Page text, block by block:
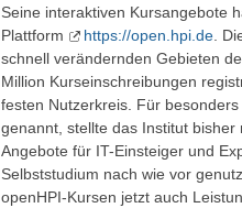
Seine interaktiven Kursangebote
Plattform
https://open.hpi.de.
schnell verändernden Gebieten
Million Kurseinschreibungen
festen Nutzerkreis. Für
genannt, stellte das Institut
Angebote für IT-Einsteiger und
Selbststudium nach wie vor
openHPI-Kursen jetzt auch